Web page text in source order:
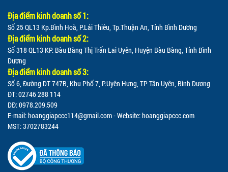
Địa điểm kinh doanh số 1:
Số 25 QL13 Kp.Bình Hoà, P.Lái Thiêu, Tp.Thuận An, Tỉnh Bình Dương
Địa điểm kinh doanh số 2:
Số 318 QL13 KP. Bàu Bàng Thị Trấn Lai Uyên, Huyện Bàu Bàng, Tỉnh Bình
Dương
Địa điểm kinh doanh số 3:
Số 6, Đường DT 747B, Khu Phố 7, P.Uyên Hưng, TP Tân Uyên, Bình Dương
ĐT: 02746 288 114
DĐ: 0978.209.509
E-mail:hoanggiapccc114@gmail.com- Website: hoanggiapccc.com
MST: 3702783244